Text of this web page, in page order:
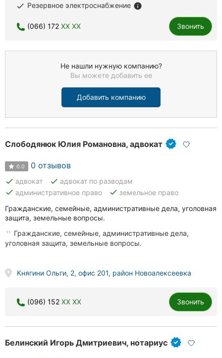
done Резервное электроснабжение info
(066) 172 XX XX Звонить
Не нашли нужную компанию?
Вы можете добавить ее
Добавить компанию
Слободянюк Юлия Романовна, адвокат
0.0 0 отзывов
done адвокат done адвокат по разводам
done административное право done земельное право
Гражданские, семейные, административные дела, уголовная
защита, земельные вопросы.
Гражданские, семейные, административные дела,
уголовная защита, земельные вопросы.
Княгини Ольги, 2, офис 201, район Новоалексеевка
(096) 152 XX XX Звонить
Белинский Игорь Дмитриевич, нотариус